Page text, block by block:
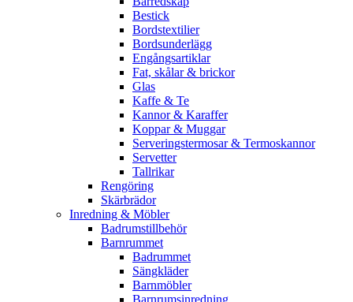
Bestick
Bordstextilier
Bordsunderlägg
Engångsartiklar
Fat, skålar & brickor
Glas
Kaffe & Te
Kannor & Karaffer
Koppar & Muggar
Serveringstermosar & Termoskannor
Servetter
Tallrikar
Rengöring
Skärbrädor
Inredning & Möbler
Badrumstillbehör
Barnrummet
Badrummet
Sängkläder
Barnmöbler
Barnrumsinredning